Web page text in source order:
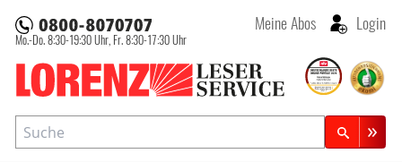
Lorenz Leserservice
Mo.-Do. 8:30-19:30 Uhr, Fr. 8:30-17:30 Uhr
Meine Abos Login
Suche
Zeitschriftensuche